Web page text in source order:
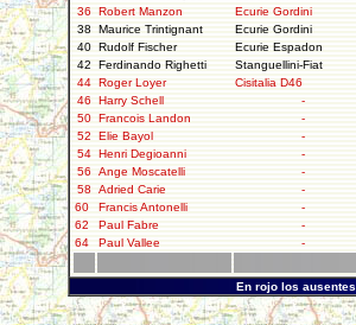
36 Robert Manzon Ecurie Gordini
38 Maurice Trintignant Ecurie Gordini
40 Rudolf Fischer Ecurie Espadon
42
Ferdinando Righetti Stanguellini-Fiat
44 Roger Loyer Cisitalia D46
46
Harry Schell -
50 Francois Landon -
52
Elie Bayol -
54 Henri Degioanni -
56
Ange Moscatelli -
58
Adried Carie -
60
Francis Antonelli -
62
Paul Fabre -
64
Paul Vallee -
En rojo los ausentes